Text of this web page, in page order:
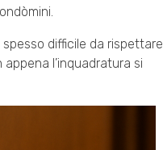
difficile da rispettare
l’inquadratura si